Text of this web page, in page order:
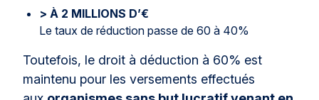
> À 2 MILLIONS D’€
Le taux de réduction passe de 60 à 40%
Toutefois, le droit à déduction à 60% est
maintenu pour les versements effectués